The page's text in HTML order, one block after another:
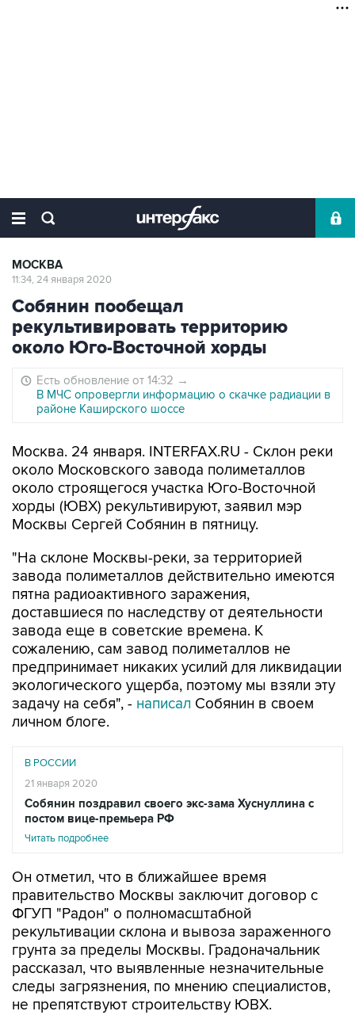
МОСКВА
11:34, 24 января 2020
Собянин пообещал
рекультивировать территорию
около Юго-Восточной хорды
Есть обновление от 14:32 →
В МЧС опровергли информацию о скачке радиации в
районе Каширского шоссе
Москва. 24 января. INTERFAX.RU - Склон реки
около Московского завода полиметаллов
около строящегося участка Юго-Восточной
хорды (ЮВХ) рекультивируют, заявил мэр
Москвы Сергей Собянин в пятницу.
"На склоне Москвы-реки, за территорией
завода полиметаллов действительно имеются
пятна радиоактивного заражения,
доставшиеся по наследству от деятельности
завода еще в советские времена. К
сожалению, сам завод полиметаллов не
предпринимает никаких усилий для ликвидации
экологического ущерба, поэтому мы взяли эту
задачу на себя", - написал Собянин в своем
личном блоге.
В РОССИИ
21 января 2020
Собянин поздравил своего экс-зама Хуснуллина с
постом вице-премьера РФ
Читать подробнее
Он отметил, что в ближайшее время
правительство Москвы заключит договор с
ФГУП "Радон" о полномасштабной
рекультивации склона и вывоза зараженного
грунта за пределы Москвы. Градоначальник
рассказал, что выявленные незначительные
следы загрязнения, по мнению специалистов,
не препятствуют строительству ЮВХ.